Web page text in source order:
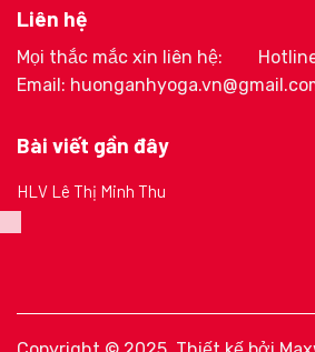
Liên hệ
Mọi thắc mắc xin liên hệ:
Email:
Bài viết gần đây
HLV Lê Thị Minh Thu